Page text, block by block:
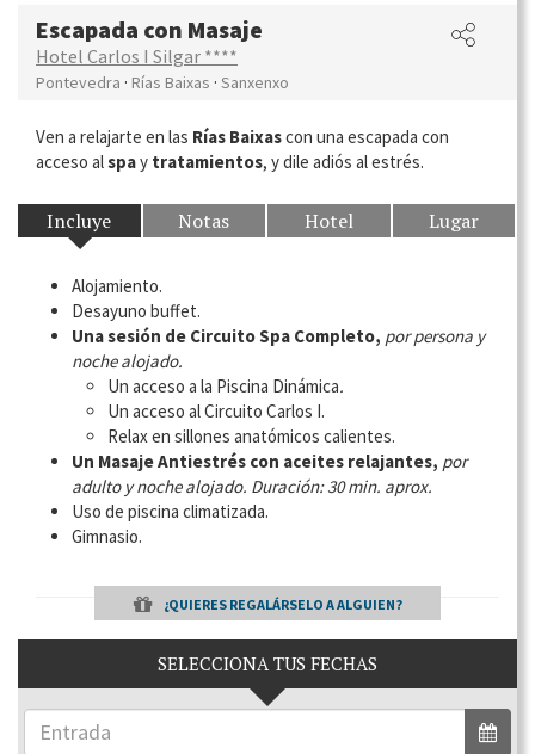
Escapada con Masaje
Hotel Carlos I Silgar ****
Pontevedra · Rías Baixas · Sanxenxo
Ven a relajarte en las Rías Baixascon una escapada con
acceso alspay tratamientos, y dile adiós al estrés.
Incluye Notas Hotel Lugar
Alojamiento.
Desayuno buffet.
Una sesión de Circuito Spa Completo, por persona y
noche alojado.
Un acceso a la Piscina Dinámica.
Un acceso al Circuito Carlos I.
Relax en sillones anatómicos calientes.
Un Masaje Antiestrés con aceites relajantes, por
adulto y noche alojado. Duración: 30 min. aprox.
Uso de piscina climatizada.
Gimnasio.
¿QUIERES REGALÁRSELO A ALGUIEN?
SELECCIONA TUS FECHAS